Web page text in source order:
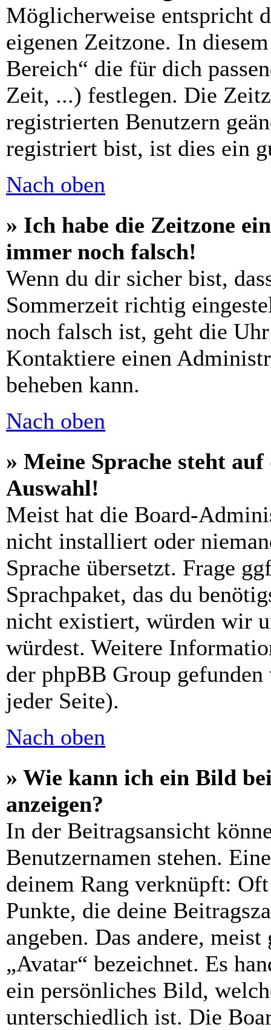
Möglicherweise entspricht
eigenen Zeitzone. In
Bereich“ die für dich
Zeit, ...) festlegen. Die
registrierten Benutzern
registriert bist, ist dies ein
Nach oben
» Ich habe die Zeitzone
immer noch falsch!
Wenn du dir sicher bist,
Sommerzeit richtig
noch falsch ist, geht die
Kontaktiere einen
beheben kann.
Nach oben
» Meine Sprache steht
Auswahl!
Meist hat die Board-
nicht installiert oder
Sprache übersetzt. Frage
Sprachpaket, das du
nicht existiert, würden wir
würdest. Weitere
der phpBB Group
jeder Seite).
Nach oben
» Wie kann ich ein Bild
anzeigen?
In der Beitragsansicht
Benutzernamen stehen.
deinem Rang verknüpft:
Punkte, die deine
angeben. Das andere,
„Avatar“ bezeichnet. Es
ein persönliches Bild,
unterschiedlich ist. Die